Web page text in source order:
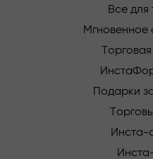
Все для
Мгновенное
Подарки
Инста-